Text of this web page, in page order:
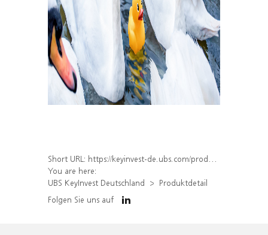
Short URL: https://keyinvest-de.ubs.com/produkt/detail/index/isin/DE000WA4YB53
You are here:
UBS KeyInvest Deutschland
Produktdetail
Folgen Sie uns auf